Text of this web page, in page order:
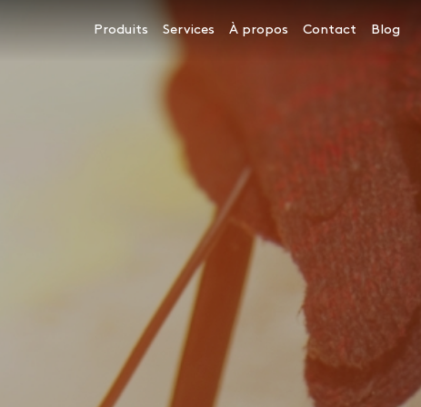
Navigation principale
Produits Services À propos Contact Blog